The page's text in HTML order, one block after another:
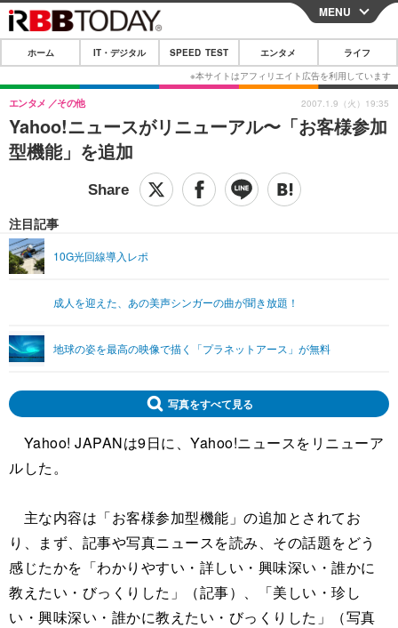
CLOSE
ホーム
IT・デジタル
IT・デジタルTOP スマートフォン
ネタ
その他
SPEED TEST
映画・ドラマ
グラビア ブログ
ショッピング その他
ライフTOP
リリース一覧
MENU
ホーム IT・デジタル SPEED TEST エンタメ ライフ
Yahoo!ニュースがリニューアル〜「お客様参加
型機能」を追加
エンタメ その他
注目記事
10G光回線導入レポ
成人を迎えた、あの美声シンガーの曲が聞き放題！
地球の姿を最高の映像で描く「プラネットアース」が無料
2007.1.9（火）19:35
写真をすべて見る
Yahoo! JAPANは9日に、Yahoo!ニュースをリニューア
ルした。
主な内容は「お客様参加型機能」の追加とされてお
り、まず、記事や写真ニュースを読み、その話題をどう
感じたかを「わかりやすい・詳しい・興味深い・誰かに
教えたい・びっくりした」（記事）、「美しい・珍し
い・興味深い・誰かに教えたい・びっくりした」（写真